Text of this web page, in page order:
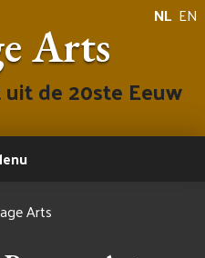
NL EN
Arts
de 20ste Eeuw
Arts